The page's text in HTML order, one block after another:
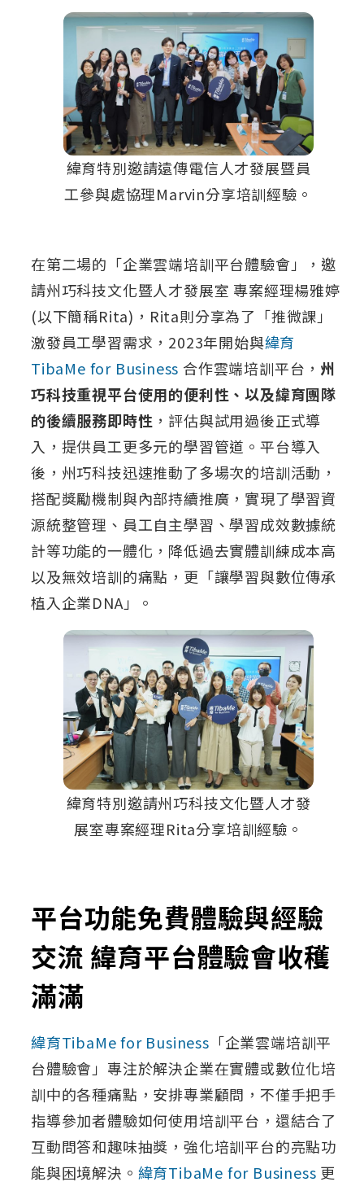
緯育特別邀請遠傳電信人才發展暨員
工參與處協理Marvin分享培訓經驗。
在第二場的「企業雲端培訓平台體驗會」，邀
請州巧科技文化暨人才發展室 專案經理楊雅婷
(以下簡稱Rita)，Rita則分享為了「推微課」
激發員工學習需求，2023年開始與緯育
TibaMe for Business 合作雲端培訓平台， 州
巧科技重視平台使用的便利性、以及緯育團隊
的後續服務即時性 ，評估與試用過後正式導
入，提供員工更多元的學習管道。平台導入
後，州巧科技迅速推動了多場次的培訓活動，
搭配獎勵機制與內部持續推廣，實現了學習資
源統整管理、員工自主學習、學習成效數據統
計等功能的一體化，降低過去實體訓練成本高
以及無效培訓的痛點，更「讓學習與數位傳承
植入企業DNA」。
緯育特別邀請州巧科技文化暨人才發
展室專案經理Rita分享培訓經驗。
平台功能免費體驗與經驗
交流 緯育平台體驗會收穫
滿滿
緯育TibaMe for Business 「企業雲端培訓平
台體驗會」專注於解決企業在實體或數位化培
訓中的各種痛點，安排專業顧問，不僅手把手
指導參加者體驗如何使用培訓平台，還結合了
互動問答和趣味抽獎，強化培訓平台的亮點功
能與困境解決。 緯育TibaMe for Business 更